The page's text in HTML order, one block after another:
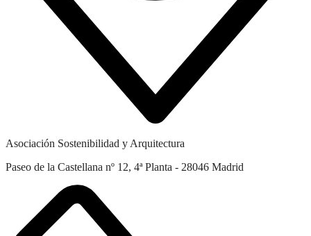
Asociación Sostenibilidad y Arquitectura
Paseo de la Castellana nº 12, 4ª Planta - 28046 Madrid